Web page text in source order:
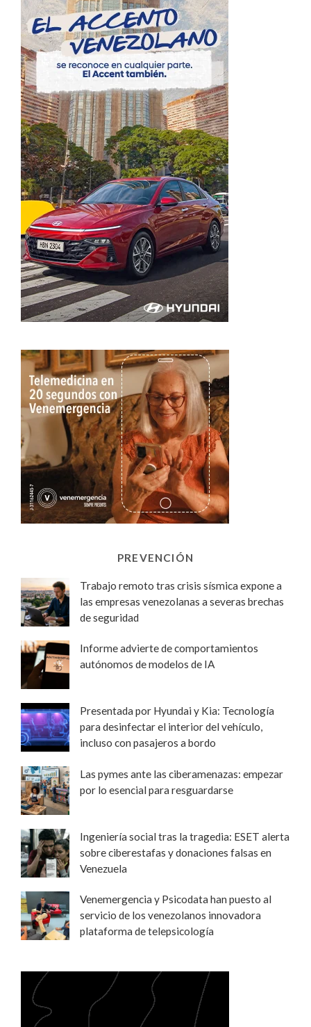
PREVENCIÓN
Trabajo remoto tras crisis sísmica expone a
las empresas venezolanas a severas brechas
de seguridad
Informe advierte de comportamientos
autónomos de modelos de IA
Presentada por Hyundai y Kia: Tecnología
para desinfectar el interior del vehículo,
incluso con pasajeros a bordo
Las pymes ante las ciberamenazas: empezar
por lo esencial para resguardarse
Ingeniería social tras la tragedia: ESET alerta
sobre ciberestafas y donaciones falsas en
Venezuela
Venemergencia y Psicodata han puesto al
servicio de los venezolanos innovadora
plataforma de telepsicología